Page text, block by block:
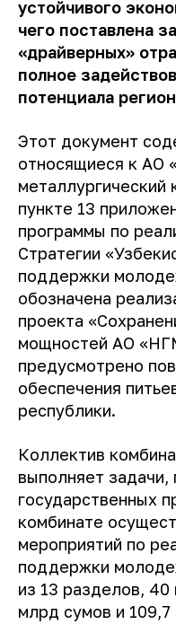
устойчивого
чего поставлена
«драйверных»
полное
потенциала
Этот документ
относящиеся к АО
металлургический
пункте 13
программы по
Стратегии
поддержки
обозначена
проекта
мощностей АО
предусмотрено
обеспечения
республики.
Коллектив
выполняет задачи,
государственных
комбинате
мероприятий по
поддержки
из 13 разделов, 40
млрд сумов и